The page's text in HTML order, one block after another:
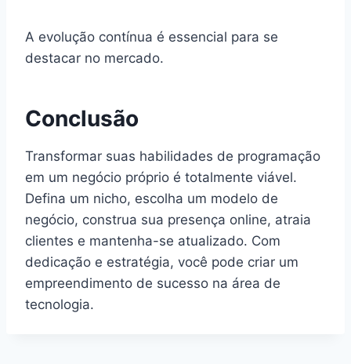
A evolução contínua é essencial para se
destacar no mercado.
Conclusão
Transformar suas habilidades de programação
em um negócio próprio é totalmente viável.
Defina um nicho, escolha um modelo de
negócio, construa sua presença online, atraia
clientes e mantenha-se atualizado. Com
dedicação e estratégia, você pode criar um
empreendimento de sucesso na área de
tecnologia.